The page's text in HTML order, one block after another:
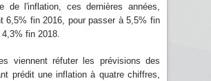
de l'inflation, ces dernières années,
6,5% fin 2016, pour passer à 5,5% fin
fin 2018.
viennent réfuter les prévisions des
prédit une inflation à quatre chiffres,